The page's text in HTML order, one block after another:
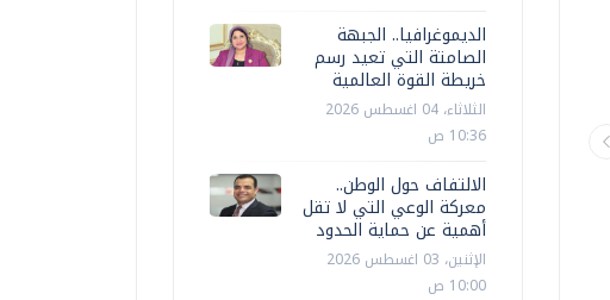
الديموغرافيا.. الجبهة
الصامتة التي تعيد رسم
خريطة القوة العالمية
الثلاثاء، 04 اغسطس 2026
10:36 ص
الالتفاف حول الوطن..
معركة الوعي التي لا تقل
أهمية عن حماية الحدود
الإثنين، 03 اغسطس 2026
10:00 ص